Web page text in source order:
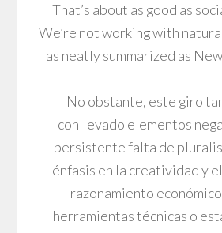
That’s about as good as
We’re not working with
as neatly summarized as
No obstante, este giro
conllevado elementos
persistente falta de
énfasis en la creatividad y
razonamiento
herramientas técnicas o